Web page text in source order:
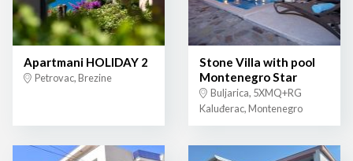
Apartmani HOLIDAY 2
Petrovac, Brezine
Stone Villa with pool
Montenegro Star
Buljarica, 5XMQ+RG
Kaluđerac, Montenegro